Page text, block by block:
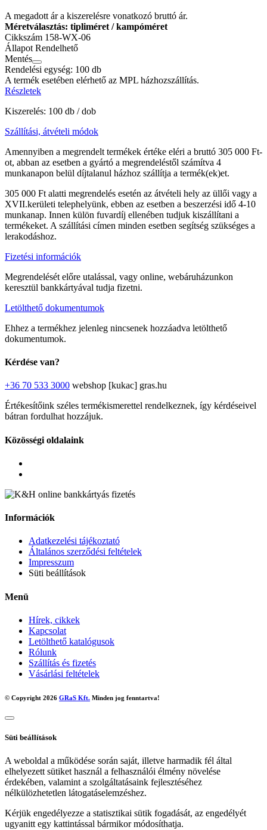
A megadott ár a kiszerelésre vonatkozó bruttó ár.
Méretválasztás: tipliméret / kampóméret
Cikkszám 158-WX-06
Állapot Rendelhető
Mentés
Rendelési egység: 100 db
A termék esetében elérhető az MPL házhozszállítás.
Részletek
Kiszerelés: 100 db / dob
Szállítási, átvételi módok
Amennyiben a megrendelt termékek értéke eléri a bruttó 305 000 Ft-
ot, abban az esetben a gyártó a megrendeléstől számítva 4
munkanapon belül díjtalanul házhoz szállítja a termék(ek)et.
305 000 Ft alatti megrendelés esetén az átvételi hely az üllői vagy a
XVII.kerületi telephelyünk, ebben az esetben a beszerzési idő 4-10
munkanap. Innen külön fuvardíj ellenében tudjuk kiszállítani a
termékeket. A szállítási címen minden esetben segítség szükséges a
lerakodáshoz.
Fizetési információk
Megrendelését előre utalással, vagy online, webáruházunkon
keresztül bankkártyával tudja fizetni.
Letölthető dokumentumok
Ehhez a termékhez jelenleg nincsenek hozzáadva letölthető
dokumentumok.
Kérdése van?
+36 70 533 3000 webshop [kukac] gras.hu
Értékesítőink széles termékismerettel rendelkeznek, így kérdéseivel
bátran fordulhat hozzájuk.
Közösségi oldalaink
Információk
Adatkezelési tájékoztató
Általános szerződési feltételek
Impresszum
Süti beállítások
Menü
Hírek, cikkek
Kapcsolat
Letölthető katalógusok
Rólunk
Szállítás és fizetés
Vásárlási feltételek
© Copyright 2026 GRaS Kft. Minden jog fenntartva!
Süti beállítások
A weboldal a működése során saját, illetve harmadik fél által
elhelyezett sütiket használ a felhasználói élmény növelése
érdekében, valamint a szolgáltatásaink fejlesztéséhez
nélkülözhetetlen látogatáselemzéshez.
Kérjük engedélyezze a statisztikai sütik fogadását, az engedélyét
ugyanitt egy kattintással bármikor módosíthatja.